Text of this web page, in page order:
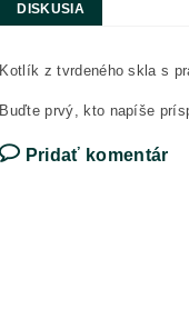
DISKUSIA
Kotlík z tvrdeného skla s
Buďte prvý, kto napíše
Pridať komentár